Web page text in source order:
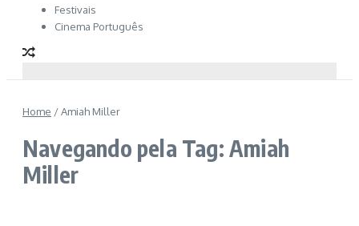
Festivais
Cinema Português
Home /Amiah Miller
Navegando pela Tag: Amiah
Miller